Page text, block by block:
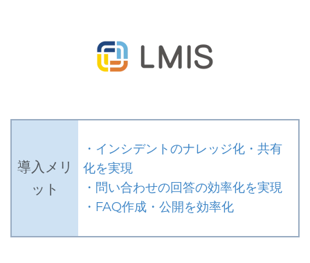
導入メリ
ット
・インシデントのナレッジ化・共有
化を実現
・問い合わせの回答の効率化を実現
・FAQ作成・公開を効率化